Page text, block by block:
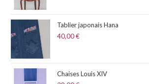
Tablier japonais Hana
40,00€
Chaises Louis XIV